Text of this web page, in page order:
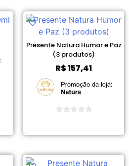
Presente Natura Humor e Paz
(3 produtos)
R$157,41